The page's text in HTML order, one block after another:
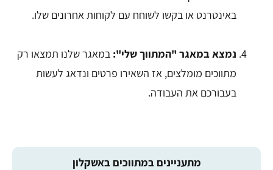
באינטרנט או בקשו לשוחח עם לקוחות אחרונים שלו.
נמצא במאגר "המתווך שלי": במאגר שלנו תמצאו רק
מתווכים מומלצים, אז השאירו פרטים ונדאג לעשות
בעבורכם את העבודה.
מתעניינים במתווכים באשקלון